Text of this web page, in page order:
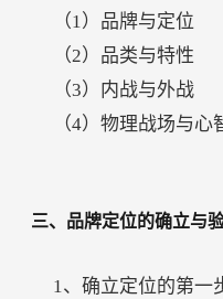
（1）品牌与定位
（2）品类与特性
（3）内战与外战
（4）物理战场与心
三、品牌定位的确立与
1、确立定位的第一